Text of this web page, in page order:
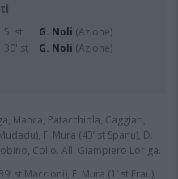
5' st G. Noli (Azione)
30' st
G. Noli (Azione)
Manca, Patacchiola, Caggiari,
F. Mura (43’ st Spanu), D.
Collo. All. Giampiero Loriga.
st Maccioni), F. Mura (1’ st Frau),